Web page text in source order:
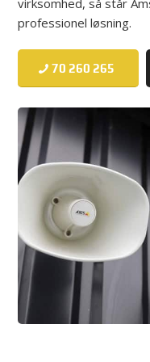
professionel løsning.
70 260 265